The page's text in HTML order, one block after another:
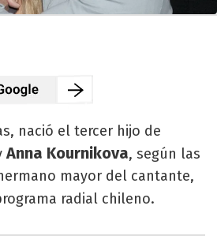
nació el tercer hijo de
Anna Kournikova, según las
mayor del cantante,
radial chileno.